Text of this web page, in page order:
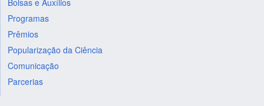
Programas
Prêmios
Popularização da Ciência
Comunicação
Parcerias